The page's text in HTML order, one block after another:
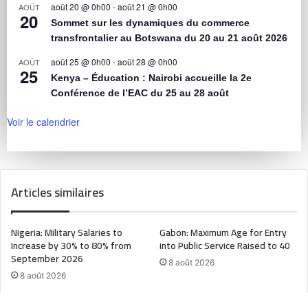
AOÛT
20
août 20 @ 0h00 -août 21 @ 0h00
Sommet sur les dynamiques du commerce
transfrontalier au Botswana du 20 au 21 août 2026
AOÛT
25
août 25 @ 0h00 -août 28 @ 0h00
Kenya – Éducation : Nairobi accueille la 2e
Conférence de l’EAC du 25 au 28 août
Voir le calendrier
Articles similaires
Nigeria: Military Salaries to
Increase by 30% to 80% from
September 2026
8 août 2026
Gabon: Maximum Age for Entry
into Public Service Raised to 40
8 août 2026